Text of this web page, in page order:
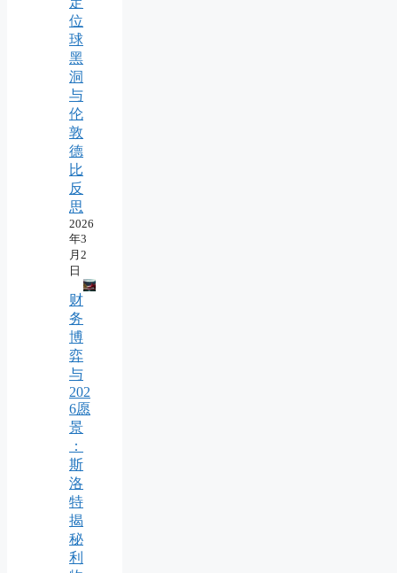
位
球
黑
洞
与
伦
敦
德
比
反
思
2026
年3
月2
日
财
务
博
弈
与
202
6愿
景
：
斯
洛
特
揭
秘
利